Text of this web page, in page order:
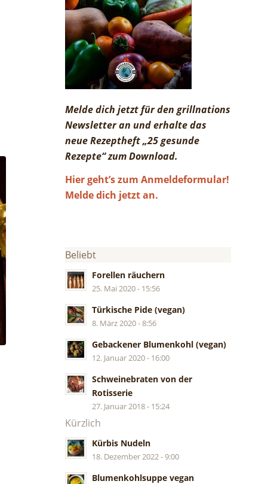
Melde dich jetzt für den grillnations
Newsletter an und erhalte das
neue Rezeptheft „25 gesunde
Rezepte“ zum Download.
Hier geht’s zum Anmeldeformular!
Melde dich jetzt an.
Beliebt
Forellen räuchern
25. Mai 2020 - 15:56
Türkische Pide (vegan)
8. März 2020 - 8:56
Gebackener Blumenkohl (vegan)
12. Januar 2020 - 16:00
Schweinebraten von der
Rotisserie
27. Januar 2018 - 15:24
Kürzlich
Kürbis Nudeln
18. Dezember 2022 - 9:00
Blumenkohlsuppe vegan